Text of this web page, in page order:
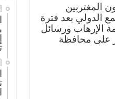
المغتربين
الدولي بعد فترة
الإرهاب ورسائل
على محافظة